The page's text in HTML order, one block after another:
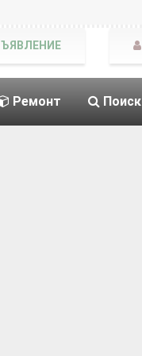
Ремонт Поиск